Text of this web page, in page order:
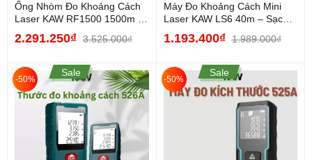
Ống Nhòm Đo Khoảng Cách
Laser KAW RF1500 1500m –
Máy Đo Laser 6X, Đo...
2.291.250₫ 3.525.000₫
Máy Đo Khoảng Cách Mini
Laser KAW LS6 40m – Sạc
Pin Type-C, Màn Hình...
1.193.400₫ 1.989.000₫
-50%
Sale
-50%
Sale